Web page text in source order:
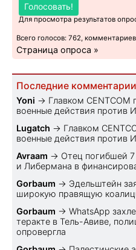
Голосовать!
Для просмотра результатов
Всего голосов: 762, комментариев
Страница опроса »
Последние комментарии
Yoni → Главком CENTCOM
военные действия против
Lugatch → Главком
военные действия против
Avraam → Отец погибшей 7
и Либермана в
Gorbaum → Эдельштейн
широкую правящую
Gorbaum → WhatsApp
теракте в Тель-Авиве,
опровергла